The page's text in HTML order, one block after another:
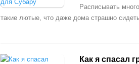
Расписывать
такие лютые, что даже дома страшно
Как я спасал